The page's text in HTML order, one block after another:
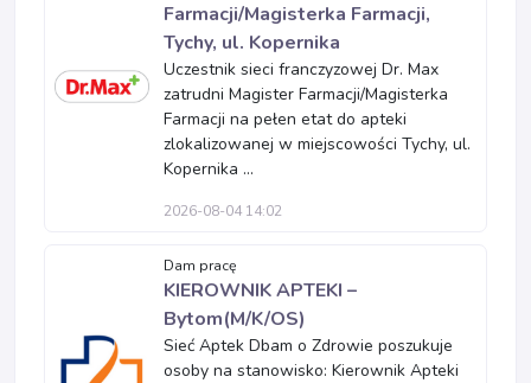
Farmacji/Magisterka Farmacji,
Tychy, ul. Kopernika
Uczestnik sieci franczyzowej Dr. Max
zatrudni Magister Farmacji/Magisterka
Farmacji na pełen etat do apteki
zlokalizowanej w miejscowości Tychy, ul.
Kopernika ...
2026-08-04 14:02
Dam pracę
KIEROWNIK APTEKI –
Bytom(M/K/OS)
Sieć Aptek Dbam o Zdrowie poszukuje
osoby na stanowisko: Kierownik Apteki